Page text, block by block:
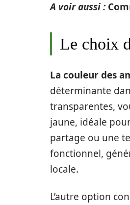
A voir aussi :
Le choix
La couleur des
déterminante
transparentes,
jaune, idéale
partage ou une
fonctionnel,
locale.
L’autre option